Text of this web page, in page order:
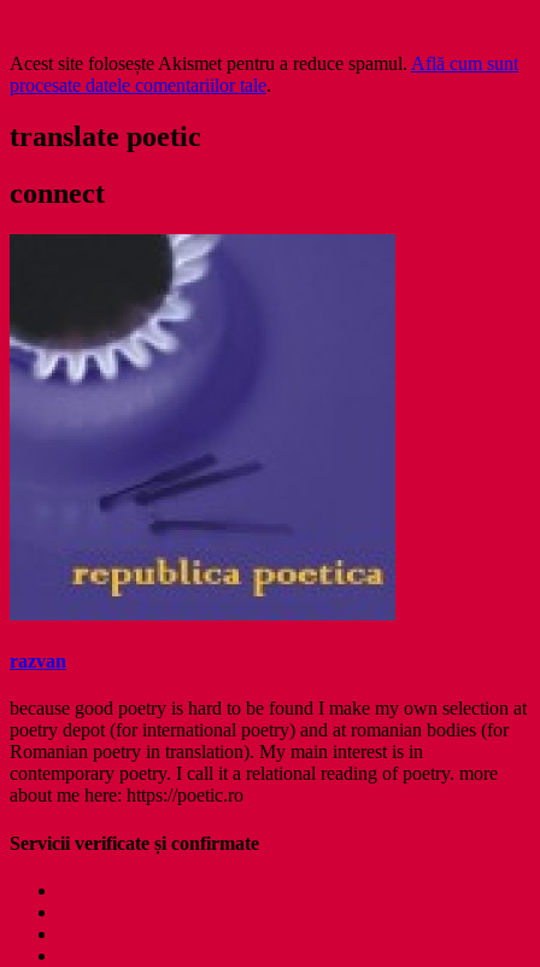
Acest site folosește Akismet pentru a reduce spamul. Află cum sunt
procesate datele comentariilor tale.
translate poetic
connect
razvan
because good poetry is hard to be found I make my own selection at
poetry depot (for international poetry) and at romanian bodies (for
Romanian poetry in translation). My main interest is in
contemporary poetry. I call it a relational reading of poetry. more
about me here: https://poetic.ro
Servicii verificate și confirmate